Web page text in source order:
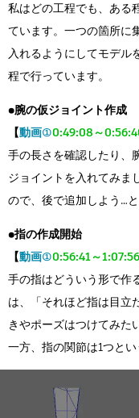
私はどの工程でも、ある
ています。一つの箇所に
入れるようにしてモデル
程で行っています。
●腕の仮ジョイント作成
【動画①0:49:08～
手の長さを確認したり、
ジョイントを入れてみま
ので、後で追加しよう…
●指の作成開始
【動画①0:56:41～1:07:56
手の指はどういう形で作
は、「それほど指は目立
きやポーズはつけてみた
一方、指の関節は1つとい